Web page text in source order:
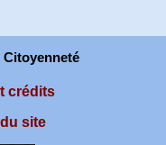
crédits
site